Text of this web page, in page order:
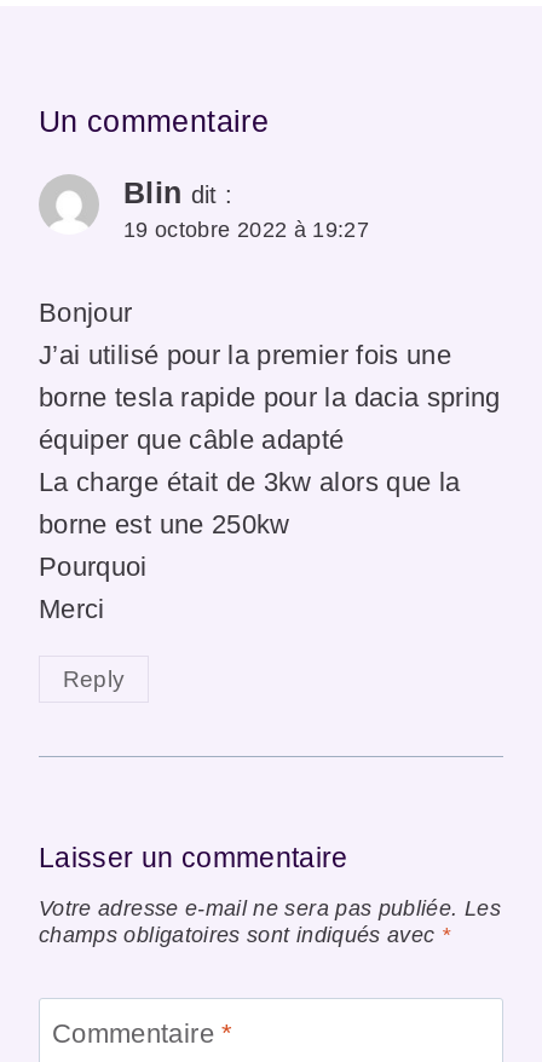
Un commentaire
Blin dit :
19 octobre 2022 à 19:27
Bonjour
J’ai utilisé pour la premier fois une
borne tesla rapide pour la dacia spring
équiper que câble adapté
La charge était de 3kw alors que la
borne est une 250kw
Pourquoi
Merci
Reply
Laisser un commentaire
Votre adresse e-mail ne sera pas publiée. Les
champs obligatoires sont indiqués avec *
Commentaire*